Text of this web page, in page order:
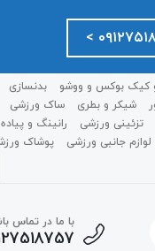
کیک بوکس و ووشو بدنسازی
شیکر و بطری ساک ورزشی
تزئینی ورزشی رانینگ و
لوازم جانبی ورزشی
پوشاک
با ما در تماس